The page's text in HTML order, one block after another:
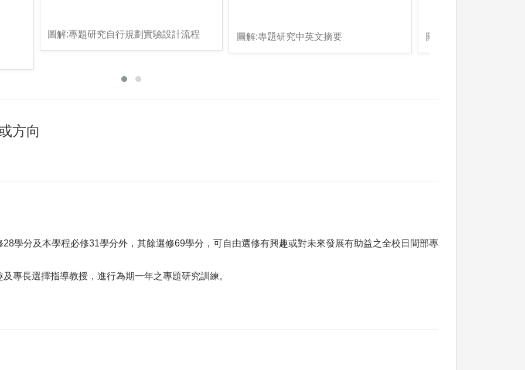
圖解:專題研究自行規劃實驗設計流程 圖解:專題研究中英文摘要 圖解:專題研究學習成果
方向
學分及本學程必修31學分外，其餘選修69學分，可自由選修有興趣或對未來發展有助益之全校日間部專
專長選擇指導教授，進行為期一年之專題研究訓練。